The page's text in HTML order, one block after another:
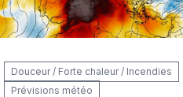
Douceur / Forte chaleur / Incendies
Prévisions météo